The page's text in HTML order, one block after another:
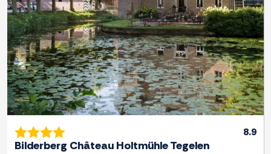
8.9
Bilderberg Château Holtmühle Tegelen